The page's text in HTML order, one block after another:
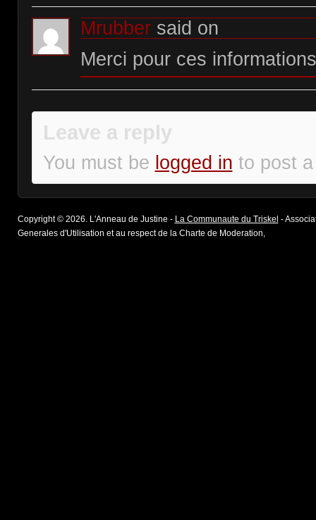
Mrubbersaid on
Merci pour ces informations
Leave a reply
You must be logged in to post
Copyright © 2026. L'Anneau de Justine - La Communaute du Triskel -
Generales d'Utilisation et au respect de la Charte de Moderation,